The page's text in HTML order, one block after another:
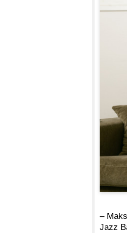
–
Jazz